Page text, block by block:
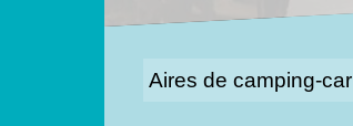
Aires de camping-car